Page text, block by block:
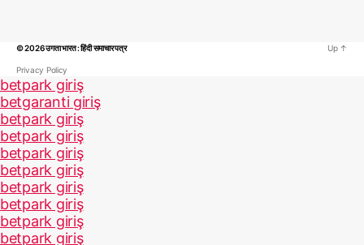
© 2026उगता भारत : हिंदी समाचार पत्र
Privacy Policy
Up ↑
betpark giriş
betgaranti giriş
betpark giriş
betpark giriş
betpark giriş
betpark giriş
betpark giriş
betpark giriş
betpark giriş
betpark giriş